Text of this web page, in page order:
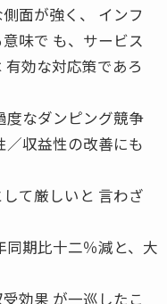
面が強く、 インフ
味で も、サービス
効な対応策であろ
度なダンピング競争
収益性の改善にも
て厳しいと 言わざ
期比十二％減と、大
効果 が一巡したこ